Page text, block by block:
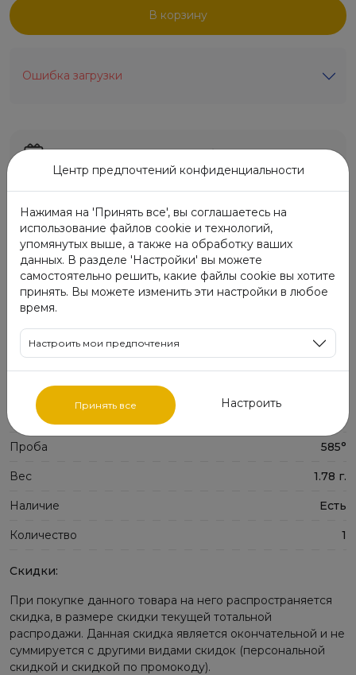
В корзину
Бесплатная подарочная коробка
Бесплатная доставка по Эстонии через Itella
SmartPost
Возможность покупки в рассрочку
Ошибка загрузки
Характеристики:
Метал
Размер
Проба 585°
Вес 1.78 г.
Наличие Есть
Количество 1
Скидки:
При покупке данного товара на него распространяется
скидка, в размере скидки текущей тотальной
распродажи. Данная скидка является окончательной и не
суммируется с другими видами скидок (персональной
скидкой и скидкой по промокоду).
Центр предпочтений конфиденциальности
Нажимая на 'Принять все', вы соглашаетесь на
использование файлов cookie и технологий,
упомянутых выше, а также на обработку ваших
данных. В разделе 'Настройки' вы можете
самостоятельно решить, какие файлы cookie вы хотите
принять. Вы можете изменить эти настройки в любое
время.
Настроить мои предпочтения
Принять все Настроить